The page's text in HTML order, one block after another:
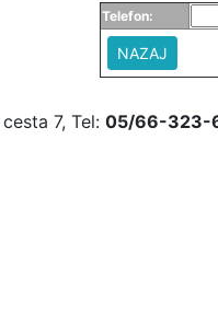
Telefon:
NAZAJ
7, Tel: 05/66-323-